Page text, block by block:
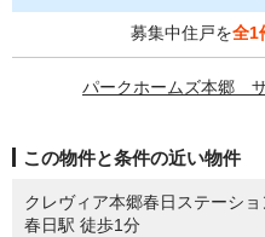
募集中住戸を全1
パークホームズ本郷
この物件と条件の近い物件
クレヴィア本郷春日ステーシ
春日駅 徒歩1分